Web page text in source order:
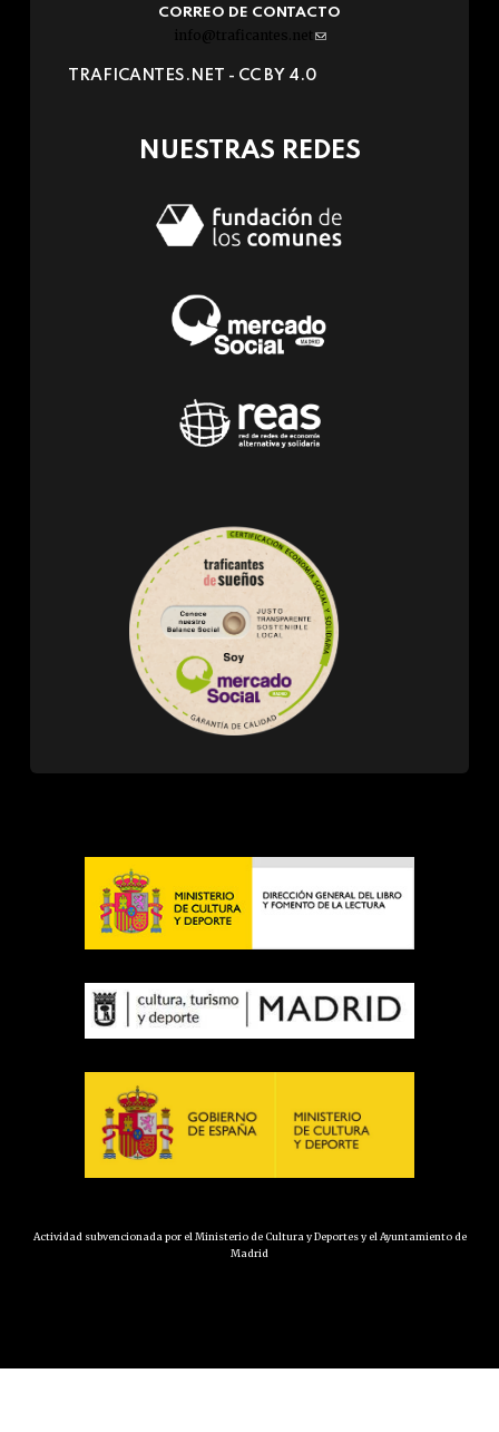
CORREO DE CONTACTO
info@traficantes.net (link
e-
TRAFICANTES.NET - CC BY 4.0
NUESTRAS REDES
Actividad subvencionada por el Ministerio de Cultura y Deportes y el Ayuntamiento de
Madrid